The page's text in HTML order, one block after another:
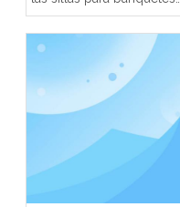
de restaurante?